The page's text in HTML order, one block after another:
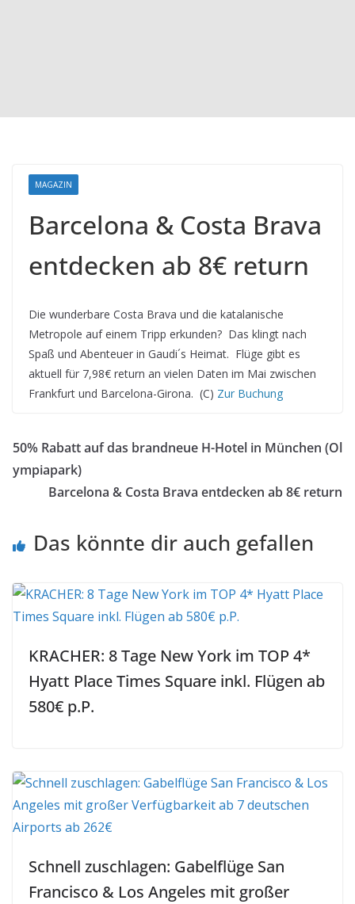
MAGAZIN
Barcelona & Costa Brava
entdecken ab 8€ return
Die wunderbare Costa Brava und die katalanische
Metropole auf einem Tripp erkunden? Das klingt nach
Spaß und Abenteuer in Gaudi´s Heimat. Flüge gibt es
aktuell für 7,98€ return an vielen Daten im Mai zwischen
Frankfurt und Barcelona-Girona. (C) Zur Buchung
50% Rabatt auf das brandneue H-Hotel in München (Ol
ympiapark)
Barcelona & Costa Brava entdecken ab 8€ return
Das könnte dir auch gefallen
KRACHER: 8 Tage New York im TOP 4*
Hyatt Place Times Square inkl. Flügen ab
580€ p.P.
Schnell zuschlagen: Gabelflüge San
Francisco & Los Angeles mit großer